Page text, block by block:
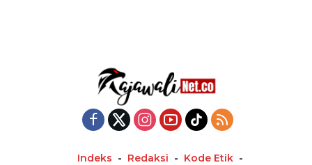
Indeks Redaksi
Kode Etik